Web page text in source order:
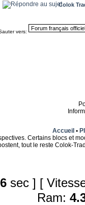
Colok
vers:
Accueil •
Certains blocs et
tout le reste Colok-
sec ] [
Ram: